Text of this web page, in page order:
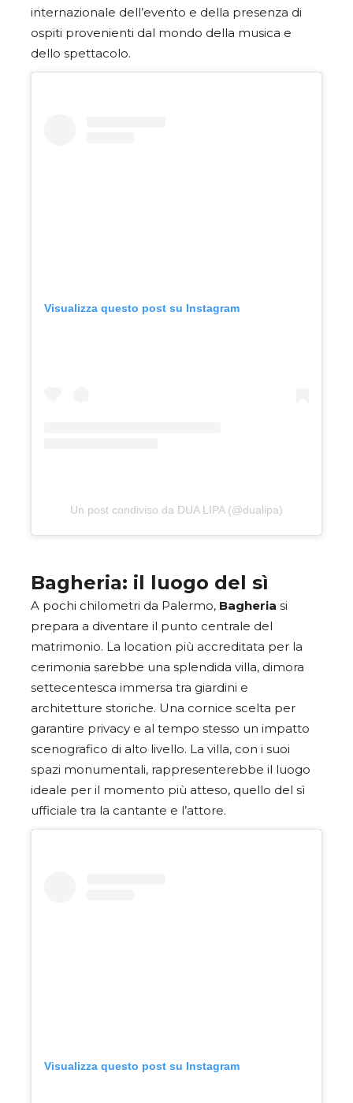
internazionale dell’evento e della presenza di
ospiti provenienti dal mondo della musica e
dello spettacolo.
Visualizza questo post su Instagram
Un post condiviso da DUA LIPA (@dualipa)
Bagheria: il luogo del sì
A pochi chilometri da Palermo, Bagheria si
prepara a diventare il punto centrale del
matrimonio. La location più accreditata per la
cerimonia sarebbe una splendida villa, dimora
settecentesca immersa tra giardini e
architetture storiche. Una cornice scelta per
garantire privacy e al tempo stesso un impatto
scenografico di alto livello. La villa, con i suoi
spazi monumentali, rappresenterebbe il luogo
ideale per il momento più atteso, quello del sì
ufficiale tra la cantante e l’attore.
Visualizza questo post su Instagram